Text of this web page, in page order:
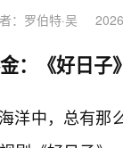
：罗伯特·吴
：《好日子
洋中，总有那